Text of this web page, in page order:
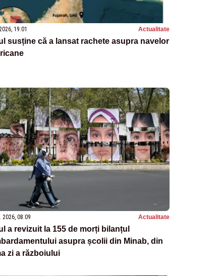
19:01 Actualitate
susține că a lansat rachete asupra navelor
2026, 08:09 Actualitate
a revizuit la 155 de morți bilanțul
asupra școlii din Minab, din
zi a războiului